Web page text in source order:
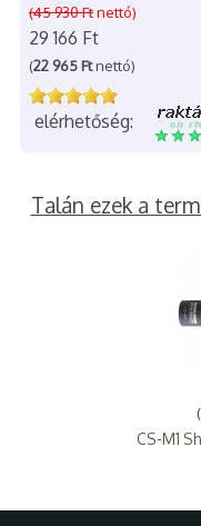
(45 930 Ftnettó)
29 166 Ft
(22 965 Ftnettó)
elérhetőség:
Talán ezek a
(
CS-M1